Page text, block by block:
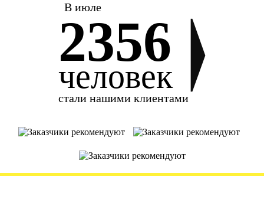
В июле
2356
человек
стали нашими клиентами